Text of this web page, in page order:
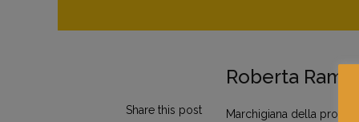
Roberta
Share this post
Marchigiana della